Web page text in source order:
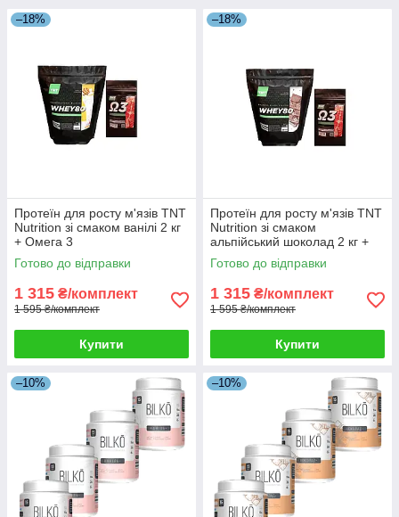
–18%
Протеїн для росту м'язів TNT
Nutrition зі смаком ванілі 2 кг
+ Омега 3
Готово до відправки
1 315 ₴/комплект
1 595 ₴/комплект
Купити
–18%
Протеїн для росту м'язів TNT
Nutrition зі смаком
альпійський шоколад 2 кг +
Омега 3
Готово до відправки
1 315 ₴/комплект
1 595 ₴/комплект
Купити
–10% –10%